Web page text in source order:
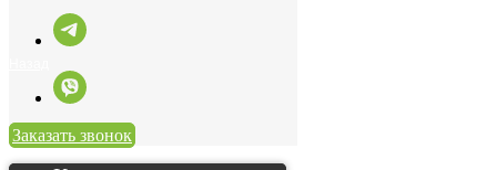
Заказать звонок